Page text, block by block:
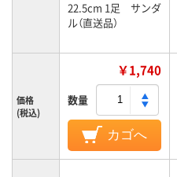
22.5cm 1足 サンダ
ル（直送品）
価格
(税込)
￥1,740
数量
カゴへ